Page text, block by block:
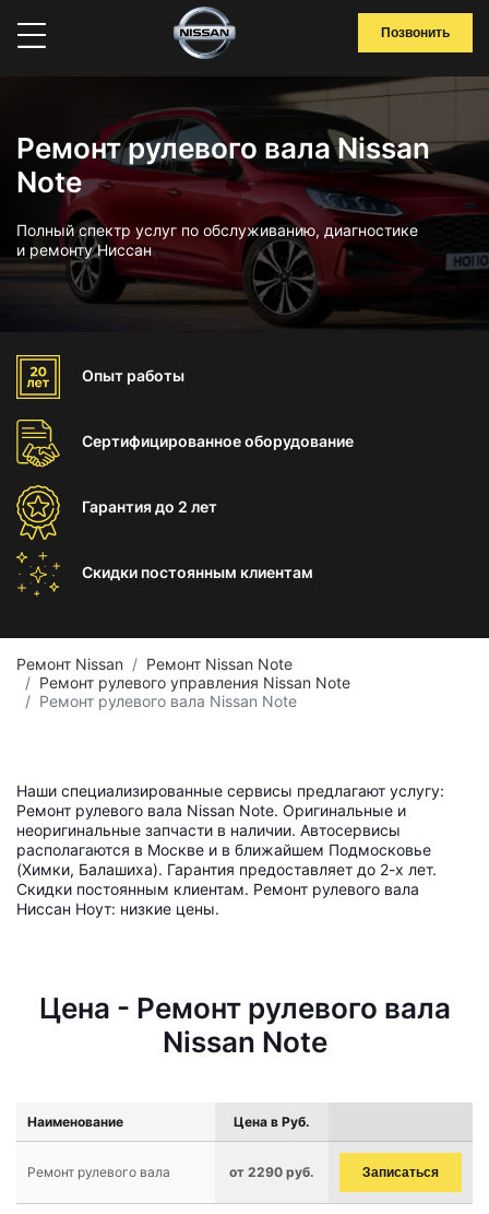
Позвонить
Ремонт рулевого вала Nissan
Note
Полный спектр услуг по обслуживанию, диагностике
и ремонту Ниссан
Опыт работы
Сертифицированноеоборудование
Гарантиядо 2 лет
Скидки постоянным клиентам
Ремонт Nissan
Ремонт Nissan Note
Ремонт рулевого управления Nissan Note
Ремонт рулевого вала Nissan Note
Наши специализированные сервисы предлагают услугу:
Ремонт рулевого вала Nissan Note. Оригинальные и
неоригинальные запчасти в наличии. Автосервисы
располагаются в Москве и в ближайшем Подмосковье
(Химки, Балашиха). Гарантия предоставляет до 2-х лет.
Скидки постоянным клиентам. Ремонт рулевого вала
Ниссан Ноут: низкие цены.
Цена - Ремонт рулевого вала
Nissan Note
Наименование Цена в Руб.
Ремонт рулевого вала от 2290 руб. Записаться